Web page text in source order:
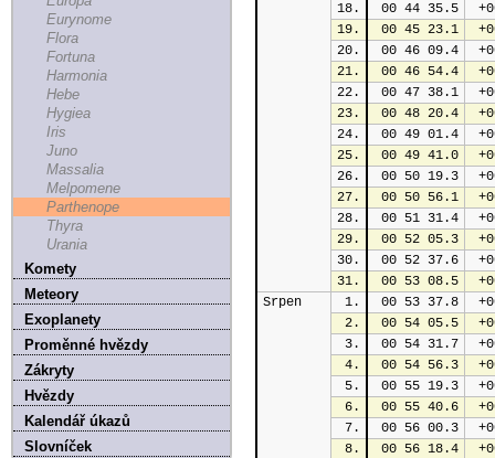
Eurynome
Flora
Fortuna
Harmonia
Hebe
Hygiea
Iris
Juno
Massalia
Melpomene
Parthenope
Thyra
Urania
Komety
Meteory
Exoplanety
Proměnné hvězdy
Zákryty
Hvězdy
Kalendář úkazů
Slovníček
18.
00 44 35.5
19.
00 45 23.1
20.
00 46 09.4
21.
00 46 54.4
22.
00 47 38.1
23.
00 48 20.4
24.
00 49 01.4
25.
00 49 41.0
26.
00 50 19.3
27.
00 50 56.1
28.
00 51 31.4
29.
00 52 05.3
30.
00 52 37.6
31.
00 53 08.5
Srpen
1. 00 53 37.8
2.
00 54 05.5
3.
00 54 31.7
4.
00 54 56.3
5.
00 55 19.3
6.
00 55 40.6
7.
00 56 00.3
8.
00 56 18.4